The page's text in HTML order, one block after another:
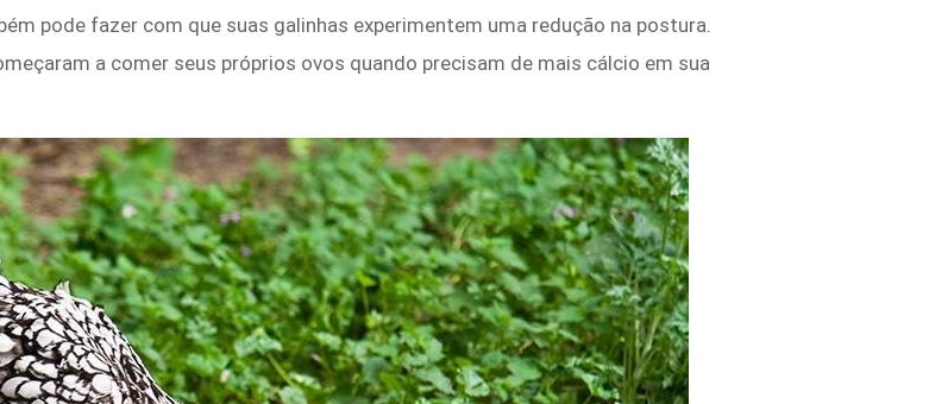
pode fazer com que suas galinhas experimentem uma redução na postura.
a comer seus próprios ovos quando precisam de mais cálcio em sua